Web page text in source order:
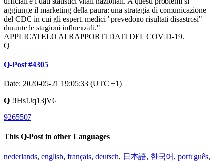
aggiunge il marketing della paura: una strategia di comunicazione
del CDC in cui gli esperti medici "prevedono risultati disastrosi"
durante le stagioni influenzali."
APPLICATELO AI RAPPORTI DATI DEL COVID-19.
Q
Q-Post #4305
Date: 2020-05-21 19:05:33 (UTC +1)
Q !!Hs1Jq13jV6
9265507
This Q-Post in other Languages
nederlands, english, français, deutsch, 日本語, 한국어 , português,